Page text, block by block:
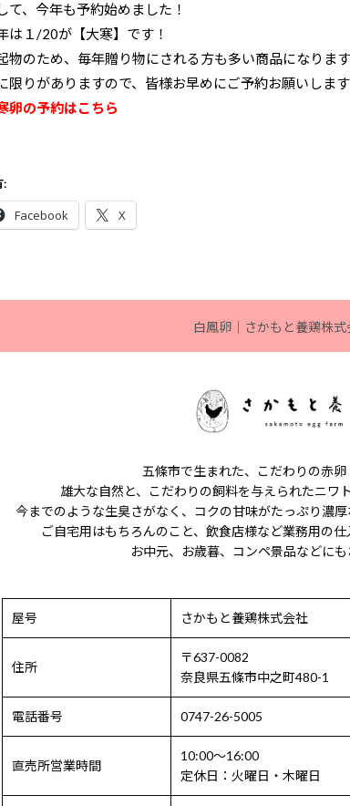
て、今年も予約始めました！
は１/20が【大寒】です！
物のため、毎年贈り物にされる方も多い商品になりま
限りがありますので、皆様お早めにご予約お願いしま
卵の予約はこちら
:
Facebook X
白鳳卵｜さかもと養鶏株式
五條市で生まれた、こだわりの赤
雄大な自然と、こだわりの飼料を与えられたニワ
今までのような生臭さがなく、コクの甘味がたっぷり濃
ご自宅用はもちろんのこと、飲食店様など業務用の
お中元、お歳暮、コンペ景品などに
屋号 さかもと養鶏株式会社
住所
〒637-0082
奈良県五條市中之町480-1
電話番号 0747-26-5005
直売所営業時間
10:00〜16:00
定休日：火曜日・木曜日